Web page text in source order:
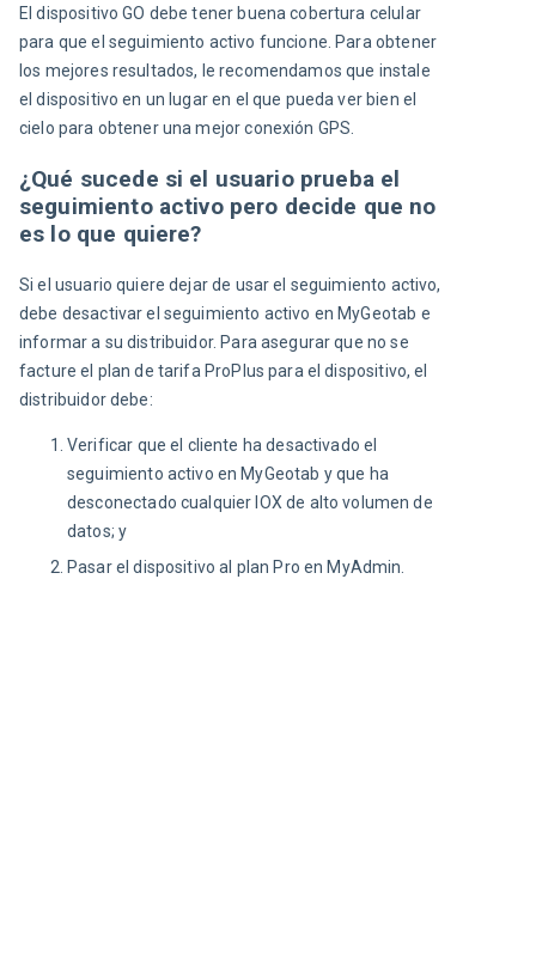
El dispositivo GO debe tener buena cobertura celular
para que el seguimiento activo funcione. Para obtener
los mejores resultados, le recomendamos que instale
el dispositivo en un lugar en el que pueda ver bien el
cielo para obtener una mejor conexión GPS.
¿Qué sucede si el usuario prueba el
seguimiento activo pero decide que no
es lo que quiere?
Si el usuario quiere dejar de usar el seguimiento activo,
debe desactivar el seguimiento activo en MyGeotab e
informar a su distribuidor. Para asegurar que no se
facture el plan de tarifa ProPlus para el dispositivo, el
distribuidor debe:
Verificar que el cliente ha desactivado el
seguimiento activo en MyGeotab y que ha
desconectado cualquier IOX de alto volumen de
datos; y
Pasar el dispositivo al plan Pro en MyAdmin.